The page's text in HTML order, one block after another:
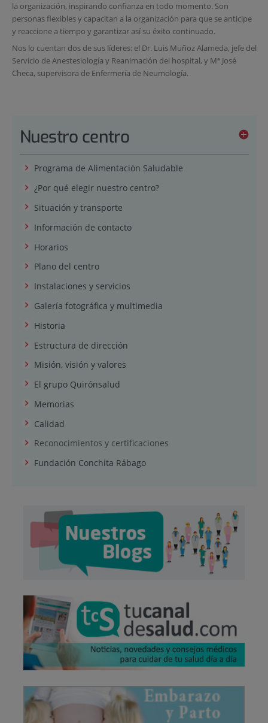
la organización, inspirando confianza en todo momento. Son
personas flexibles y capacitan a la organización para que se anticipe
y reaccione a tiempo y garantizar así su éxito continuado.
Nos lo cuentan dos de sus líderes: el Dr. Luis Muñoz Alameda, jefe del
Servicio de Anestesiología y Reanimación del hospital, y Mª José
Checa, supervisora de Enfermería de Neumología.
Nuestro centro
Programa de Alimentación Saludable
¿Por qué elegir nuestro centro?
Situación y transporte
Información de contacto
Horarios
Plano del centro
Instalaciones y servicios
Galería fotográfica y multimedia
Historia
Estructura de dirección
Misión, visión y valores
El grupo Quirónsalud
Memorias
Calidad
Reconocimientos y certificaciones
Fundación Conchita Rábago